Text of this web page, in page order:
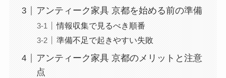
アンティーク家具 京都を始める前の準備
情報収集で見るべき順番
準備不足で起きやすい失敗
アンティーク家具 京都のメリットと注意
点